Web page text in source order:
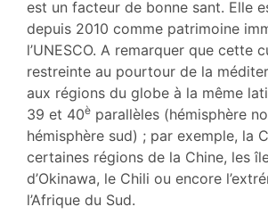
est un facteur de bonne sant. Elle
depuis 2010 comme patrimoine
l’UNESCO. A remarquer que cette
restreinte au pourtour de la
aux régions du globe à la même
39 et 40è parallèles (hémisphère
hémisphère sud) ; par exemple, la
certaines régions de la Chine, les
d’Okinawa, le Chili ou encore
l’Afrique du Sud.